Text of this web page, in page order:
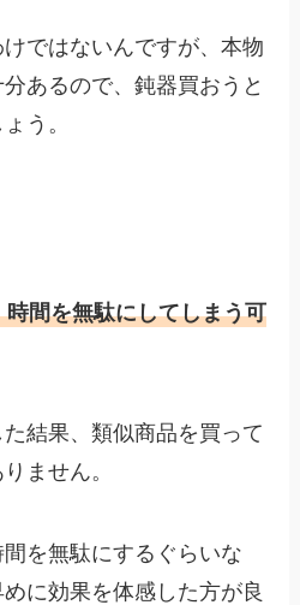
ではないんですが、本物
あるので、鈍器買おうと
う。
間を無駄にしてしまう可
結果、類似商品を買って
ません。
を無駄にするぐらいな
に効果を体感した方が良